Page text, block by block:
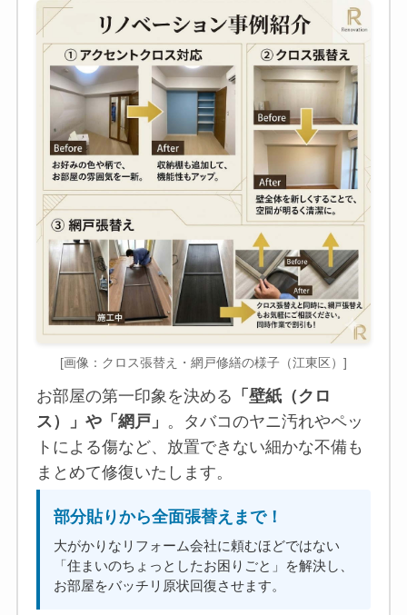
[画像：クロス張替え・網戸修繕の様子（江東区）]
お部屋の第一印象を決める 「壁紙（クロ
ス）」や「網戸」 。タバコのヤニ汚れやペッ
トによる傷など、放置できない細かな不備も
まとめて修復いたします。
部分貼りから全面張替えまで！
大がかりなリフォーム会社に頼むほどではない
「住まいのちょっとしたお困りごと」を解決し、
お部屋をバッチリ原状回復させます。